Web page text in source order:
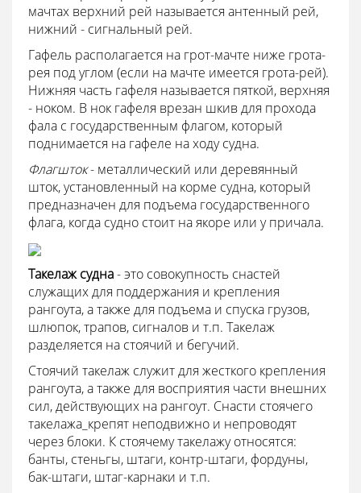
мачтах верхний рей называется антенный рей,
нижний - сигнальный рей.
Гафель располагается на грот-мачте ниже грота-
рея под углом (если на мачте имеется грота-рей).
Нижняя часть гафеля называется пяткой, верхняя
- ноком. В нок гафеля врезан шкив для прохода
фала с государственным флагом, который
поднимается на гафеле на ходу судна.
Флагшток- металлический или деревянный
шток, установленный на корме судна, который
предназначен для подъема государственного
флага, когда судно стоит на якоре или у причала.
Такелаж судна- это совокупность снастей
служащих для поддержания и крепления
рангоута, а также для подъема и спуска грузов,
шлюпок, трапов, сигналов и т.п. Такелаж
разделяется на стоячий и бегучий.
Стоячий такелаж служит для жесткого крепления
рангоута, а также для восприятия части внешних
сил, действующих на рангоут. Снасти стоячего
такелажа_крепят неподвижно и непроводят
через блоки. К стоячему такелажу относятся:
банты, стеньгы, штаги, контр-штаги, фордуны,
бак-штаги, штаг-карнаки и т.п.